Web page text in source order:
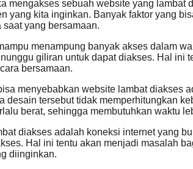
mengakses sebuah website yang
yang kita inginkan. Banyak faktor yang
yang bersamaan.
menampung banyak akses dalam
giliran untuk dapat diakses. Hal
bersamaan.
menyebabkan website lambat
desain tersebut tidak memperhitungkan
berat, sehingga membutuhkan waktu
diakses adalah koneksi internet yang
Hal ini tentu akan menjadi masalah
diinginkan.